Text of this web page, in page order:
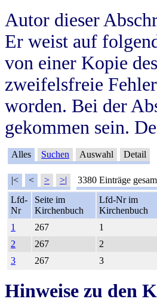
Autor dieser
Er weist auf
von einer Kopie
zweifelsfreie
worden. Bei der
gekommen sein.
Alles Suchen Auswahl Detail
|< < > >| 3380 Einträge
Lfd-
Nr
Seite im
Kirchenbuch
Lfd-Nr im
Kirchenbuch
1
267 1
2
267 2
3
267 3
Hinweise zu den